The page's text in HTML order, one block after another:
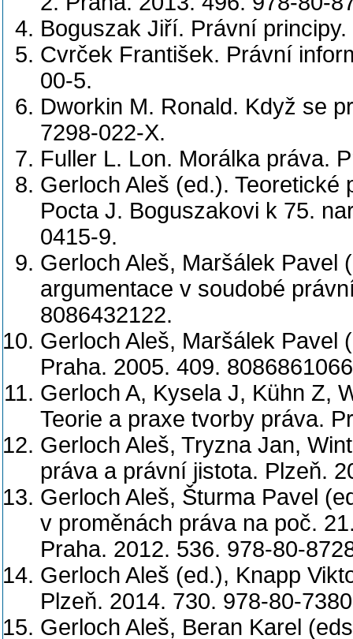
Boguszak Jiří. Právní
Cvrček František. Právní
00-5.
Dworkin M. Ronald. Když se
7298-022-X.
Fuller L. Lon. Morálka práva.
Gerloch Aleš (ed.).
Pocta J. Boguszakovi k 75.
0415-9.
Gerloch Aleš, Maršálek Pavel
argumentace v soudobé
8086432122.
Gerloch Aleš, Maršálek Pavel
Praha. 2005. 409.
Gerloch A, Kysela J, Kühn Z,
Teorie a praxe tvorby práva.
Gerloch Aleš, Tryzna Jan,
práva a právní jistota. Plzeň.
Gerloch Aleš, Šturma Pavel
v proměnách práva na poč.
Praha. 2012. 536. 978-80-
Gerloch Aleš (ed.), Knapp
Plzeň. 2014. 730. 978-80-
Gerloch Aleš, Beran Karel